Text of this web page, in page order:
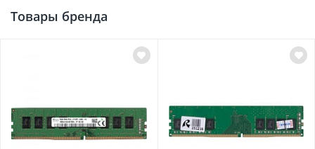
Товары бренда